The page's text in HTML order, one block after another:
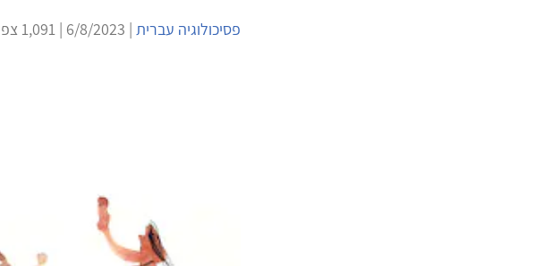
פסיכולוגיה עברית | 6/8/2023 | 1,091 צפיות |